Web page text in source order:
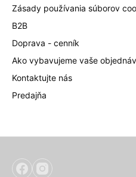
Zásady používania súborov
B2B
Doprava - cenník
Ako vybavujeme vaše
Kontaktujte nás
Predajňa